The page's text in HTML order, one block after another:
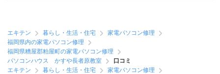
エキテン 暮らし・生活・住宅
家電パソコン修理
福岡県内の家電パソコン修理
福岡県糟屋郡粕屋町の家電パソコン修理
パソコンハウス かすや長者原教室
口コミ
エキテン
暮らし・生活・住宅
家電パソコン修理